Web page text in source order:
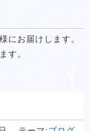
にお届けします。
す。